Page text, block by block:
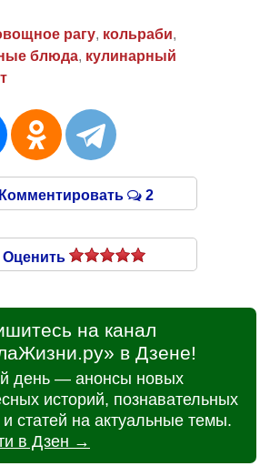
рагу, кольраби,
блюда, кулинарный
Комментировать 2
Оценить
на канал
в Дзене!
день — анонсы новых
историй, познавательных
и статей на актуальные темы.
в Дзен →